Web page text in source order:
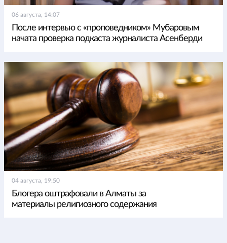
06 августа, 14:07
После интервью с «проповедником» Мубаровым
начата проверка подкаста журналиста Асенберди
04 августа, 19:50
Блогера оштрафовали в Алматы за
материалы религиозного содержания